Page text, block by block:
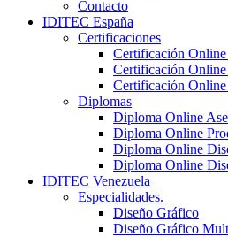
Contacto
IDITEC España
Certificaciones
Certificación
Certificación
Certificación
Diplomas
Diploma Online
Diploma Online
Diploma Online
Diploma Online
IDITEC Venezuela
Especialidades.
Diseño Gráfico
Diseño Gráfico